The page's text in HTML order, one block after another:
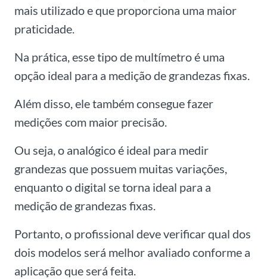
mais utilizado e que proporciona uma maior
praticidade.
Na prática, esse tipo de multímetro é uma
opção ideal para a medição de grandezas fixas.
Além disso, ele também consegue fazer
medições com maior precisão.
Ou seja, o analógico é ideal para medir
grandezas que possuem muitas variações,
enquanto o digital se torna ideal para a
medição de grandezas fixas.
Portanto, o profissional deve verificar qual dos
dois modelos será melhor avaliado conforme a
aplicação que será feita.